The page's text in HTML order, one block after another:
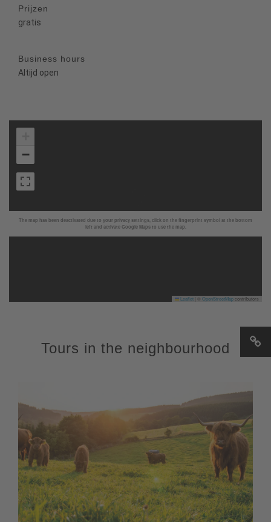
Prijzen
gratis
Business hours
Altijd open
The map has been deactivated due to your privacy settings, click on the fingerprint symbol at the bottom
left and activate Google Maps to use the map.
−
Leaflet OpenStreetMapcontributors
Tours in the neighbourhood